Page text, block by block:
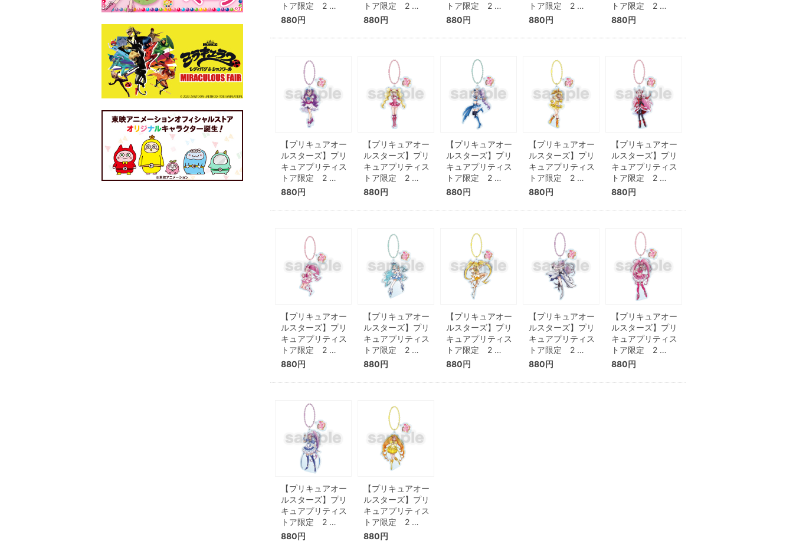
トア限定 2 …
880円
トア限定 2 …
880円
トア限定 2 …
880円
トア限定 2 …
880円
トア限定 2 …
880円
【プリキュアオー
ルスターズ】プリ
キュアプリティス
トア限定 2 …
880円
【プリキュアオー
ルスターズ】プリ
キュアプリティス
トア限定 2 …
880円
【プリキュアオー
ルスターズ】プリ
キュアプリティス
トア限定 2 …
880円
【プリキュアオー
ルスターズ】プリ
キュアプリティス
トア限定 2 …
880円
【プリキュアオー
ルスターズ】プリ
キュアプリティス
トア限定 2 …
880円
【プリキュアオー
ルスターズ】プリ
キュアプリティス
トア限定 2 …
880円
【プリキュアオー
ルスターズ】プリ
キュアプリティス
トア限定 2 …
880円
【プリキュアオー
ルスターズ】プリ
キュアプリティス
トア限定 2 …
880円
【プリキュアオー
ルスターズ】プリ
キュアプリティス
トア限定 2 …
880円
【プリキュアオー
ルスターズ】プリ
キュアプリティス
トア限定 2 …
880円
【プリキュアオー
ルスターズ】プリ
キュアプリティス
トア限定 2 …
880円
【プリキュアオー
ルスターズ】プリ
キュアプリティス
トア限定 2 …
880円